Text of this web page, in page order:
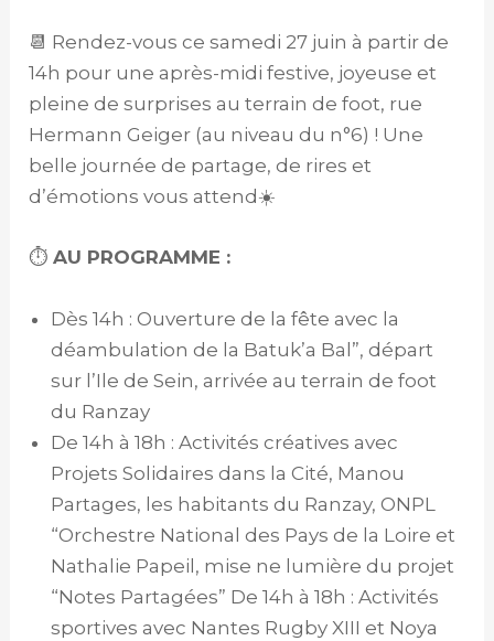
📆 Rendez-vous ce samedi 27 juin à partir de
14h pour une après-midi festive, joyeuse et
pleine de surprises au terrain de foot, rue
Hermann Geiger (au niveau du n°6) ! Une
belle journée de partage, de rires et
d’émotions vous attend☀️
⏱️ AU PROGRAMME :
Dès 14h : Ouverture de la fête avec la
déambulation de la Batuk’a Bal”, départ
sur l’Ile de Sein, arrivée au terrain de foot
du Ranzay
De 14h à 18h : Activités créatives avec
Projets Solidaires dans la Cité, Manou
Partages, les habitants du Ranzay, ONPL
“Orchestre National des Pays de la Loire et
Nathalie Papeil, mise ne lumière du projet
“Notes Partagées” De 14h à 18h : Activités
sportives avec Nantes Rugby XIII et Noya